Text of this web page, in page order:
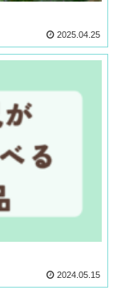
2025.04.25
2024.05.15